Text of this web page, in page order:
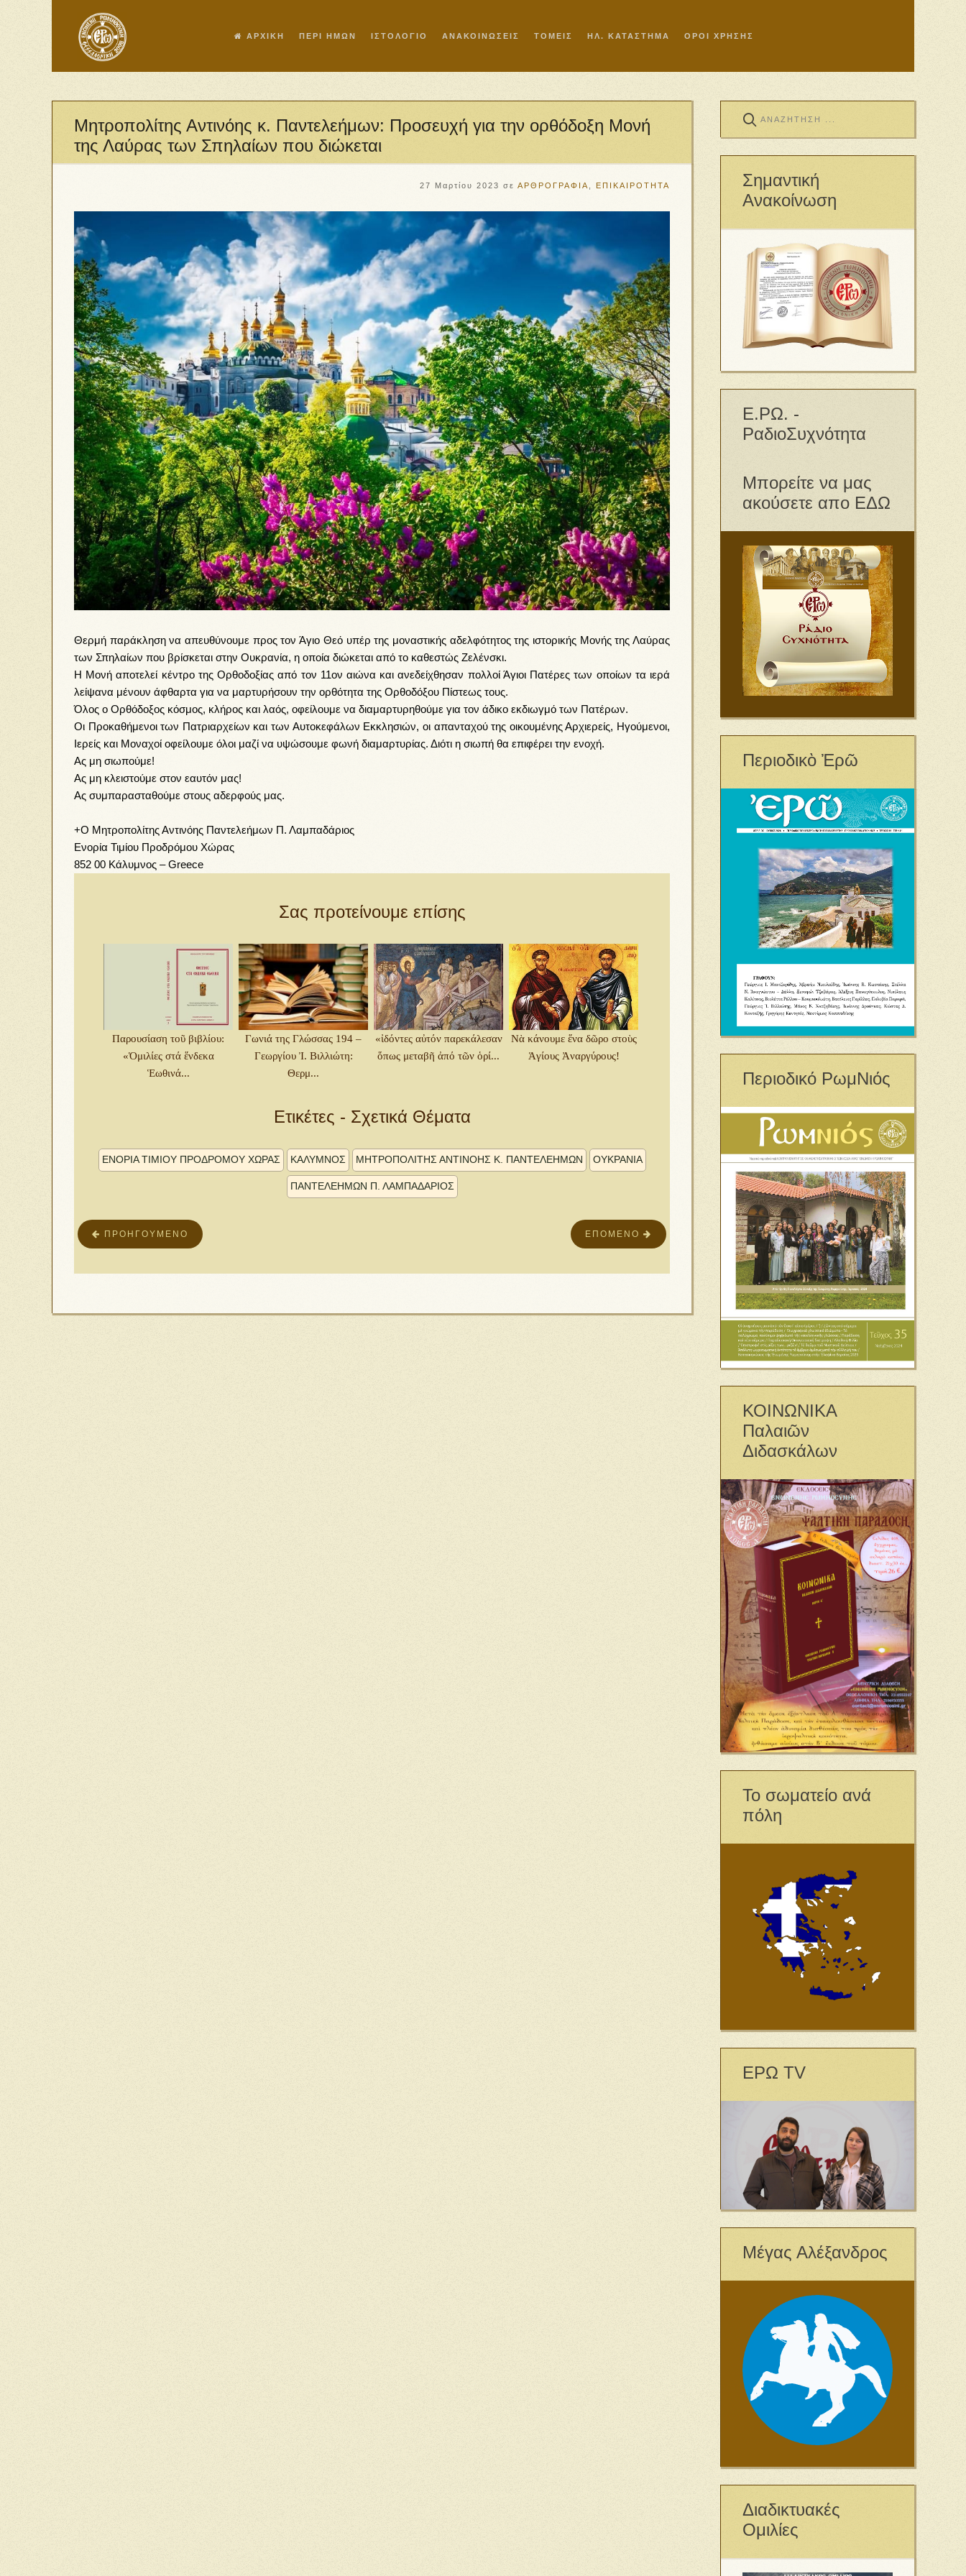
ΑΡΧΙΚΗ ΠΕΡΙ ΗΜΩΝ ΙΣΤΟΛΟΓΙΟ ΑΝΑΚΟΙΝΩΣΕΙΣ ΤΟΜΕΙΣ ΗΛ. ΚΑΤΑΣΤΗΜΑ ΟΡΟΙ ΧΡΗΣΗΣ
Μητροπολίτης Αντινόης κ. Παντελεήμων: Προσευχή για την ορθόδοξη Μονή
της Λαύρας των Σπηλαίων που διώκεται
27 Μαρτίου 2023 σε ΑΡΘΡΟΓΡΑΦΙΑ ΕΠΙΚΑΙΡΟΤΗΤΑ
Θερμή παράκληση να απευθύνουμε προς τον Άγιο Θεό υπέρ της μοναστικής αδελφότητος της ιστορικής Μονής της Λαύρας
των Σπηλαίων που βρίσκεται στην Ουκρανία, η οποία διώκεται από το καθεστώς Ζελένσκι.
Η Μονή αποτελεί κέντρο της Ορθοδοξίας από τον 11ον αιώνα και ανεδείχθησαν πολλοί Άγιοι Πατέρες των οποίων τα ιερά
λείψανα μένουν άφθαρτα για να μαρτυρήσουν την ορθότητα της Ορθοδόξου Πίστεως τους.
Όλος ο Ορθόδοξος κόσμος, κλήρος και λαός, οφείλουμε να διαμαρτυρηθούμε για τον άδικο εκδιωγμό των Πατέρων.
Οι Προκαθήμενοι των Πατριαρχείων και των Αυτοκεφάλων Εκκλησιών, οι απανταχού της οικουμένης Αρχιερείς, Ηγούμενοι,
Ιερείς και Μοναχοί οφείλουμε όλοι μαζί να υψώσουμε φωνή διαμαρτυρίας. Διότι η σιωπή θα επιφέρει την ενοχή.
Ας μη σιωπούμε!
Ας μη κλειστούμε στον εαυτόν μας!
Ας συμπαρασταθούμε στους αδερφούς μας.
+Ο Μητροπολίτης Αντινόης Παντελεήμων Π. Λαμπαδάριος
Ενορία Τιμίου Προδρόμου Χώρας
852 00 Κάλυμνος – Greece
Σας προτείνουμε επίσης
Παρουσίαση τοῦ βιβλίου:
«Ὁμιλίες στά ἕνδεκα
Ἑωθινά...
Γωνιά της Γλώσσας 194 –
Γεωργίου Ἰ. Βιλλιώτη:
Θερμ...
«ἰδόντες αὐτόν παρεκάλεσαν
ὅπως μεταβῆ ἀπό τῶν ὁρί...
Νὰ κάνουμε ἕνα δῶρο στοὺς
Ἁγίους Ἀναργύρους!
Ετικέτες - Σχετικά Θέματα
ΕΝΟΡΊΑ ΤΙΜΊΟΥ ΠΡΟΔΡΌΜΟΥ ΧΏΡΑΣ ΚΑΛΥΜΝΟΣ ΜΗΤΡΟΠΟΛΊΤΗΣ ΑΝΤΙΝΌΗΣ Κ. ΠΑΝΤΕΛΕΉΜΩΝ ΟΥΚΡΑΝΊΑ
ΠΑΝΤΕΛΕΉΜΩΝ Π. ΛΑΜΠΑΔΆΡΙΟΣ
ΕΠΌΜΕΝΟ
ΠΡΟΗΓΟΎΜΕΝΟ
Σημαντική
Ανακοίνωση
Ε.ΡΩ. -
ΡαδιοΣυχνότητα
Μπορείτε να μας
ακούσετε απο ΕΔΩ
Περιοδικὸ Ἐρῶ
Περιοδικό ΡωμΝιός
ΚΟΙΝΩΝΙΚΑ
Παλαιῶν
Διδασκάλων
Το σωματείο ανά
πόλη
ΕΡΩ TV
Μέγας Αλέξανδρος
Διαδικτυακές
Ομιλίες